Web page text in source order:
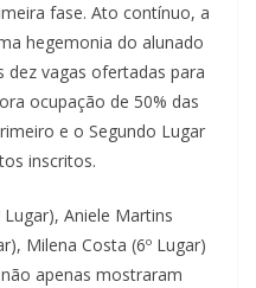
fase. Ato contínuo, a
hegemonia do alunado
dez vagas ofertadas para
ocupação de 50% das
e o Segundo Lugar
inscritos.
Aniele Martins
Milena Costa (6º Lugar)
apenas mostraram